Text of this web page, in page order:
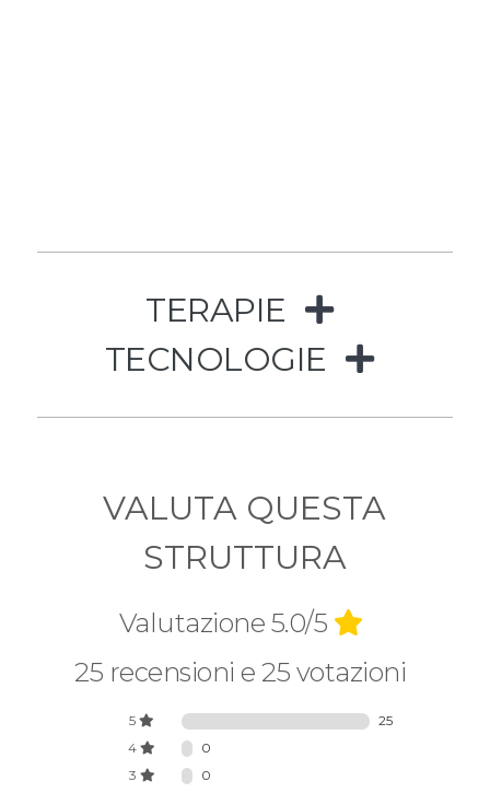
TERAPIE
TECNOLOGIE
VALUTA QUESTA
STRUTTURA
Valutazione 5.0/5
25 recensioni e 25 votazioni
5
25
4
0
3
0